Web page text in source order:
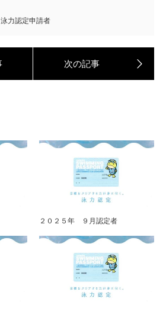
泳力認定申請者
２０２５年 ９月認定者